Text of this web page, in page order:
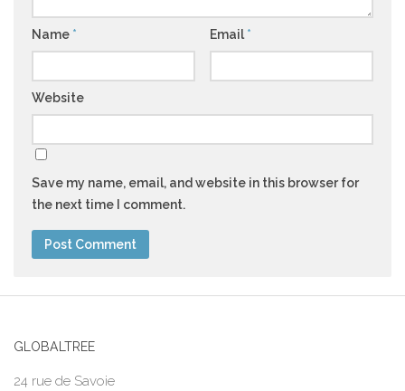
Name * Email *
Website
Save my name, email, and website in this browser for
the next time I comment.
GLOBALTREE
24 rue de Savoie